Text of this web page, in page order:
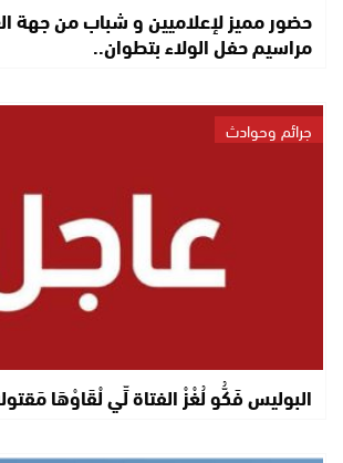
حضور مميز لإعلاميين و شباب من جهة
مراسيم حفل الولاء بتطوان..
جرائم وحوادث
البوليس فَكُّو لُغْزْ الفتاة لِّي لْقَاوْهَا